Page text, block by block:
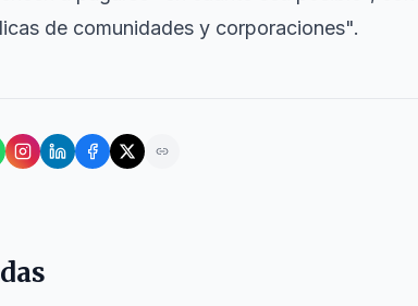
de comunidades y corporaciones".